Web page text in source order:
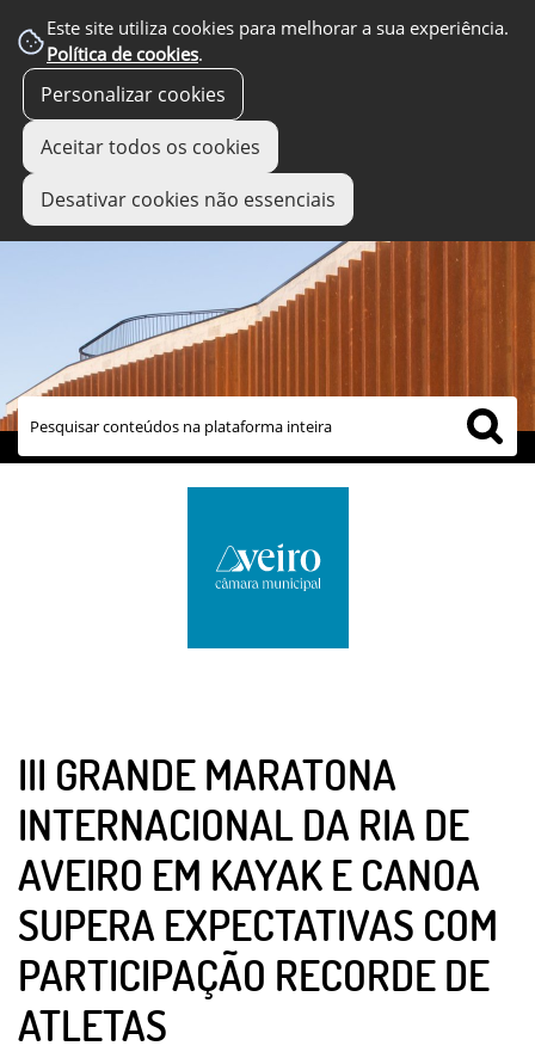
Este site utiliza cookies para melhorar a sua experiência.
Política de cookies.
Personalizar cookies
Aceitar todos os cookies
Desativar cookies não essenciais
links úteis
III GRANDE MARATONA
INTERNACIONAL DA RIA DE
AVEIRO EM KAYAK E CANOA
SUPERA EXPECTATIVAS COM
PARTICIPAÇÃO RECORDE DE
ATLETAS